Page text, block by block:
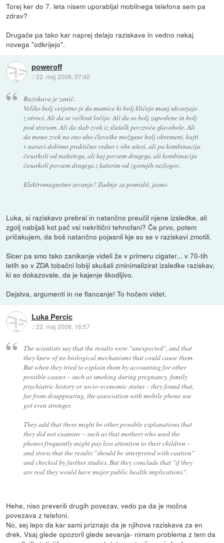
Torej ker do 7. leta nisem uporabljal mobilnega telefona sem pa
zdrav?
Drugače pa tako kar naprej delajo raziskave in vedno nekaj
novega "odkrijejo".
poweroff
::22. maj 2008, 07:42
Raziskava je zanič.
Veliko bolj verjetno je da mamice ki bolj kličejo manj ukvarjajo
z otroci. Ali da se večkrat ločijo. Ali da so bolj zaposlene in bolj
pod stresom. Ali da slab zvok iz slušalk povzroča glavobole. Ali
da mono zvok na eno uho človeške možgane bolj obremeni, kajti
v naravi dobimo praktično vedno v obe ušesi, ali pa kombinacija
česarkoli od naštetega, ali kaj povsem drugega, ali kombinacija
česarkoli povsem drugega z katerim od zgornjih razlogov.
Elektromagnetno sevanje? Zadnje za pomislit, jasno.
Luka, si raziskavo prebral in natančno preučil njene izsledke, ali
zgolj nabijaš kot pač vsi nekritični tehnofani? Če prvo, potem
pričakujem, da boš natančno pojasnil kje so se v raziskavi zmotili.
Sicer pa smo tako zanikanje videli že v primeru cigater... v 70-tih
letih so v ZDA tobačni lobiji skušali zminimalizirat izsledke raziskav,
ki so dokazovale, da je kajenje škodljivo.
Dejstva, argumenti in ne flancanje! To hočem videt.
Luka Percic
::22. maj 2008, 16:57
The scientists say that the results were "unexpected", and that
they knew of no biological mechanisms that could cause them.
But when they tried to explain them by accounting for other
possible causes – such as smoking during pregnancy, family
psychiatric history or socio-economic status – they found that,
far from disappearing, the association with mobile phone use
got even stronger.
They add that there might be other possible explanations that
they did not examine – such as that mothers who used the
phones frequently might pay less attention to their children –
and stress that the results "should be interpreted with caution"
and checked by further studies. But they conclude that "if they
are real they would have major public health implications".
Hehe, niso preverili drugih povezav, vedo pa da je močna
povezava z telefoni.
No, sej lepo da kar sami priznajo da je njihova raziskava za en
drek. Vsaj glede opozoril glede sevanja- nimam problema z tem da